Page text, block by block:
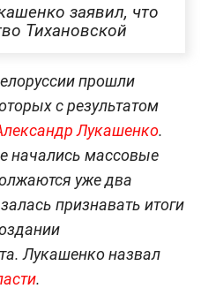
заявил, что
Тихановской
прошли
с результатом
Лукашенко.
начались массовые
уже два
признавать итоги
Лукашенко назвал
.